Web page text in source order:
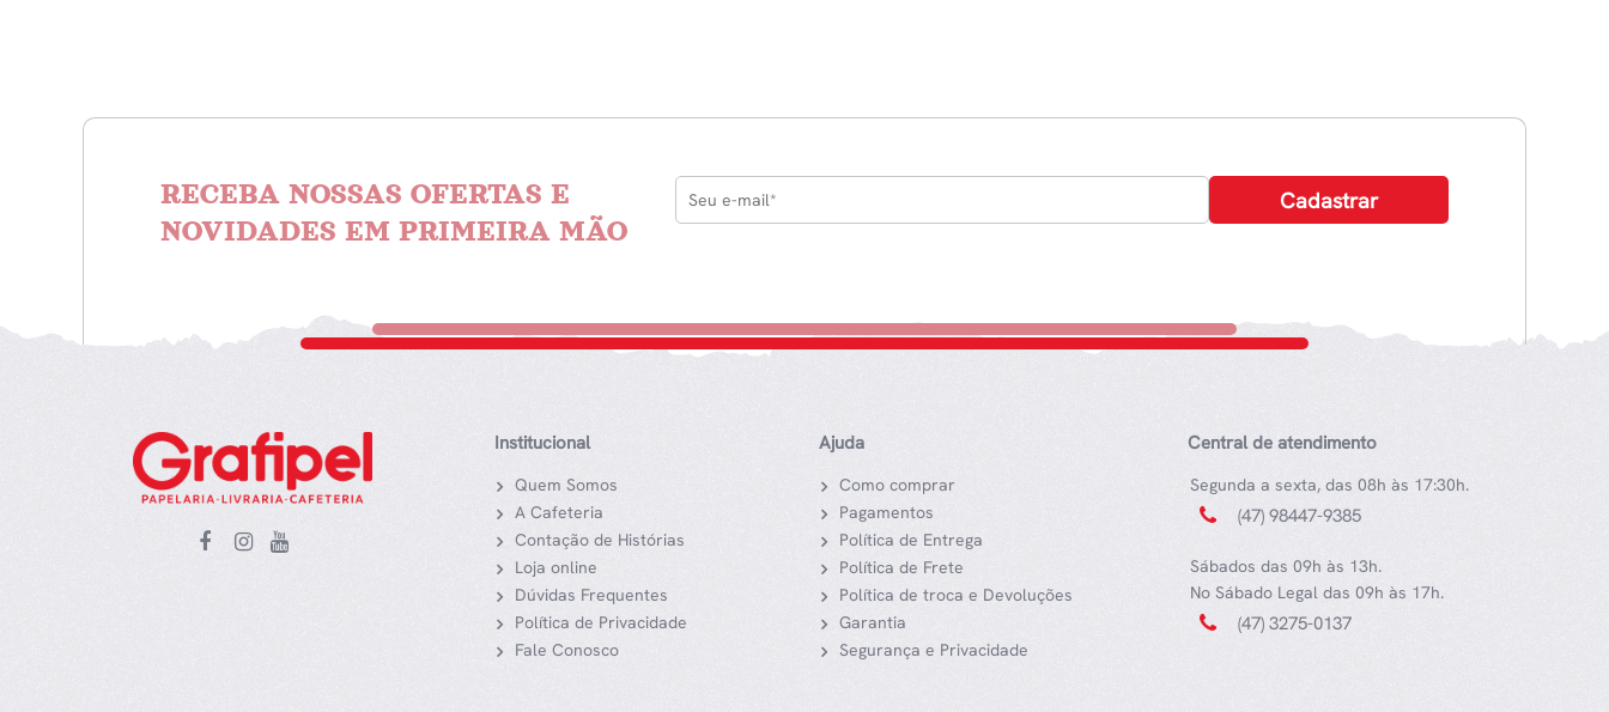
RECEBA NOSSAS OFERTAS E
NOVIDADES EM PRIMEIRA MÃO
Institucional
Quem Somos
A Cafeteria
Contação de Histórias
Loja online
Dúvidas Frequentes
Política de Privacidade
Fale Conosco
Ajuda
Como comprar
Pagamentos
Política de Entrega
Política de Frete
Política de troca e Devoluções
Garantia
Segurança e Privacidade
Central de atendimento
Segunda a sexta, das 08h às 17:30h.
(47) 98447-9385
Sábados das 09h às 13h.
No Sábado Legal das 09h às 17h.
(47) 3275-0137